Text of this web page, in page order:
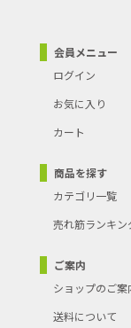
会員メニュー
ログイン
お気に入り
カート
商品を探す
カテゴリ一覧
売れ筋ランキン
ご案内
ショップのご案
送料について